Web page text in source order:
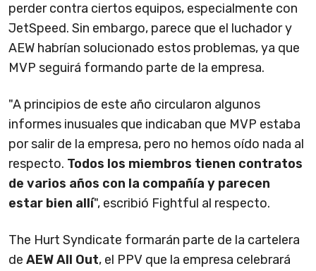
perder contra ciertos equipos, especialmente con
JetSpeed. Sin embargo, parece que el luchador y
AEW habrían solucionado estos problemas, ya que
MVP seguirá formando parte de la empresa.
"A principios de este año circularon algunos
informes inusuales que indicaban que MVP estaba
por salir de la empresa, pero no hemos oído nada al
respecto. Todos los miembros tienen contratos
de varios años con la compañía y parecen
estar bien allí", escribió Fightful al respecto.
The Hurt Syndicate formarán parte de la cartelera
de AEW All Out, el PPV que la empresa celebrará